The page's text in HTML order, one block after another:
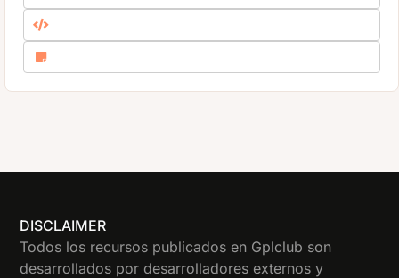
DISCLAIMER
Todos los recursos publicados en Gplclub son
desarrollados por desarrolladores externos y